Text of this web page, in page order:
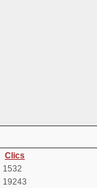
Clics
1532
19243